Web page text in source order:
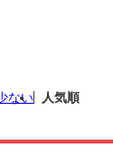
ない 人気順